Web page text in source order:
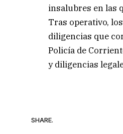
insalubres en las
Tras operativo,
diligencias que
Policía de
y diligencias
SHARE.